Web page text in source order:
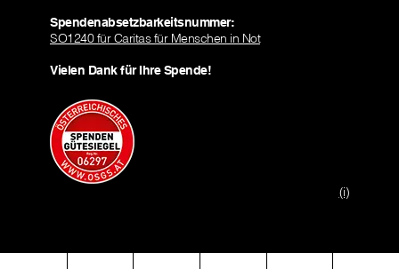
Spendenabsetzbarkeitsnummer:
SO1240 für Caritas für Menschen in Not
Vielen Dank für Ihre Spende!
(i)